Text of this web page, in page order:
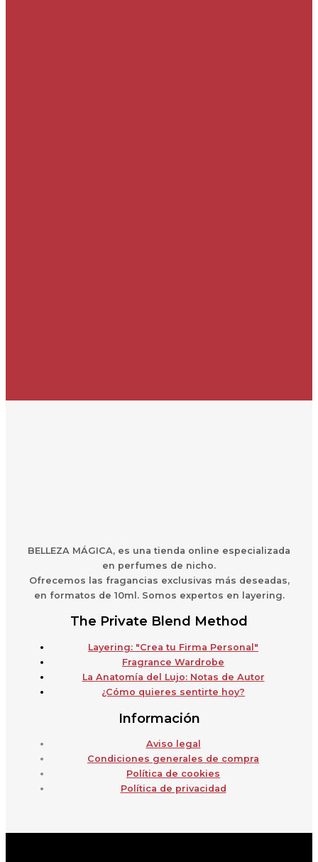
BELLEZA MÁGICA, es una tienda online especializada
en perfumes de nicho.
Ofrecemos las fragancias exclusivas más deseadas,
en formatos de 10ml. Somos expertos en layering.
The Private Blend Method
Layering: "Crea tu Firma Personal"
Fragrance Wardrobe
La Anatomía del Lujo: Notas de Autor
¿Cómo quieres sentirte hoy?
Información
Aviso legal
Condiciones generales de compra
Política de cookies
Política de privacidad